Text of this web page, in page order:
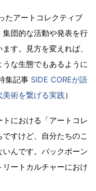
たアートコレクティブ
集団的な活動や発表を行
す。見方を変えれば、
な生態でもあるように
集記事 SIDE COREが語
術を繋げる実践）
トにおける「アートコレ
すけど、自分たちのこ
んです。バックボーン
ートカルチャーにおけ